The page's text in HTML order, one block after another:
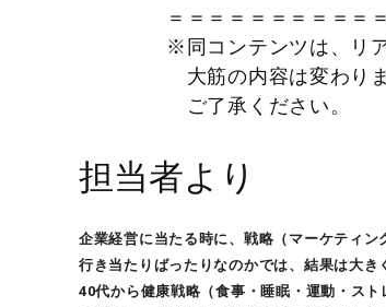
＝＝＝＝＝＝＝＝＝＝
※同コンテンツは、リ
大筋の内容は変わり
ご了承ください。
担当者より
企業経営に当たる時に、戦略（マーケティ
行き当たりばったりなのかでは、結果は大
40代から健康戦略（食事・睡眠・運動・ス